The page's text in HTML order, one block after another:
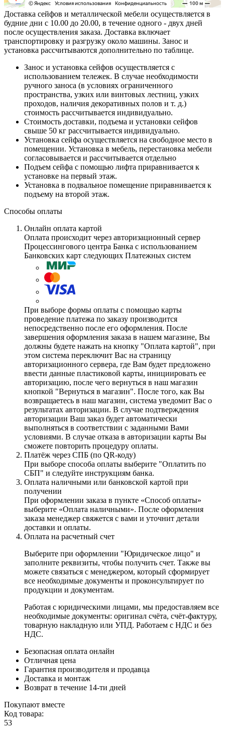
Доставка сейфов и металлической мебели осуществляется в
будние дни с 10.00 до 20.00, в течение одного - двух дней
после осуществления заказа. Доставка включает
транспортировку и разгрузку около машины. Занос и
установка рассчитываются дополнительно по таблице.
Занос и установка сейфов осуществляется с
использованием тележек. В случае необходимости
ручного заноса (в условиях ограниченного
пространства, узких или винтовых лестниц, узких
проходов, наличия декоративных полов и т. д.)
стоимость рассчитывается индивидуально.
Стоимость доставки, подъема и установки сейфов
свыше 50 кг рассчитывается индивидуально.
Установка сейфа осуществляется на свободное место в
помещении. Установка в мебель, перестановка мебели
согласовывается и рассчитывается отдельно
Подъем сейфа с помощью лифта приравнивается к
установке на первый этаж.
Установка в подвальное помещение приравнивается к
подъему на второй этаж.
Способы оплаты
Онлайн оплата картой
Оплата происходит через авторизационный сервер
Процессингового центра Банка с использованием
Банковских карт следующих Платежных систем
При выборе формы оплаты с помощью карты
проведение платежа по заказу производится
непосредственно после его оформления. После
завершения оформления заказа в нашем магазине, Вы
должны будете нажать на кнопку "Оплата картой", при
этом система переключит Вас на страницу
авторизационного сервера, где Вам будет предложено
ввести данные пластиковой карты, инициировать ее
авторизацию, после чего вернуться в наш магазин
кнопкой "Вернуться в магазин". После того, как Вы
возвращаетесь в наш магазин, система уведомит Вас о
результатах авторизации. В случае подтверждения
авторизации Ваш заказ будет автоматически
выполняться в соответствии с заданными Вами
условиями. В случае отказа в авторизации карты Вы
сможете повторить процедуру оплаты.
Платёж через СПБ (по QR-коду)
При выборе способа оплаты выберите "Оплатить по
СБП" и следуйте инструкциям банка.
Оплата наличными или банковской картой при
получении
При оформлении заказа в пункте «Способ оплаты»
выберите «Оплата наличными». После оформления
заказа менеджер свяжется с вами и уточнит детали
доставки и оплаты.
Оплата на расчетный счет
Выберите при оформлении "Юридическое лицо" и
заполните реквизиты, чтобы получить счет. Также вы
можете связаться с менеджером, который сформирует
все необходимые документы и проконсультирует по
продукции и документам.
Работая с юридическими лицами, мы предоставляем все
необходимые документы: оригинал счёта, счёт-фактуру,
товарную накладную или УПД. Работаем с НДС и без
НДС.
Безопасная оплата онлайн
Отличная цена
Гарантия производителя и продавца
Доставка и монтаж
Возврат в течение 14-ти дней
Покупают вместе
Код товара:
53